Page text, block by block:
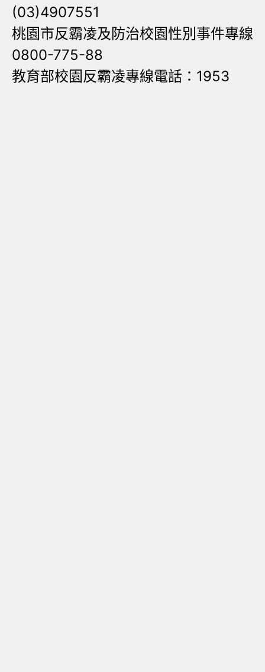
(03)4907551
桃園市反霸凌及防治校園性別事件專線
0800-775-88
教育部校園反霸凌專線電話：1953